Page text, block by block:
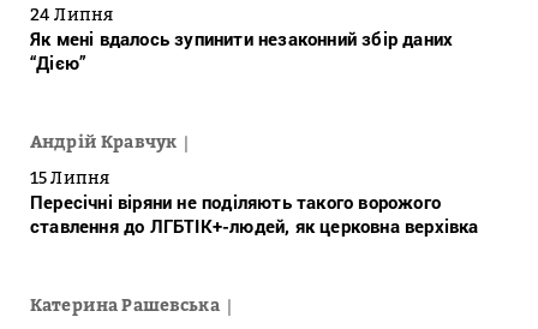
24 Липня
Як мені вдалось зупинити незаконний збір даних
“Дією”
Андрій Кравчук
15 Липня
Пересічні віряни не поділяють такого ворожого
ставлення до ЛГБТІК+-людей, як церковна верхівка
Катерина Рашевська